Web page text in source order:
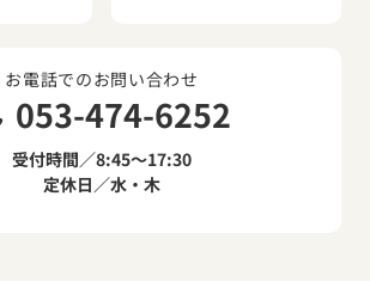
お電話でのお問い合わせ
053-474-6252
受付時間／8:45～17:30
定休日／水・木